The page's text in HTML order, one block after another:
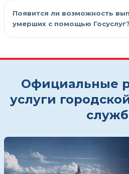
Появится ли возможность
умерших с помощью Госуслуг?
Официальные
услуги